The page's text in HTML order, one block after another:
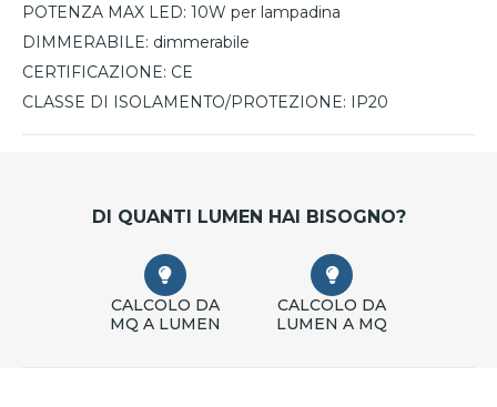
POTENZA MAX LED: 10W per lampadina
DIMMERABILE: dimmerabile
CERTIFICAZIONE: CE
CLASSE DI ISOLAMENTO/PROTEZIONE: IP20
DI QUANTI LUMEN HAI BISOGNO?
CALCOLO DA
MQ A LUMEN
CALCOLO DA
LUMEN A MQ